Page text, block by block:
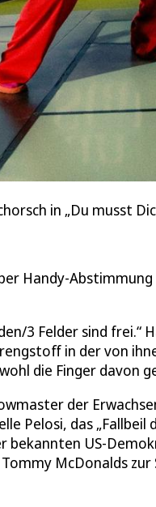
in „Du musst
Handy-Abstimmung
3 Felder sind frei.“
in der von
die Finger davon
der
Pelosi, das
bekannten US-
McDonalds zur